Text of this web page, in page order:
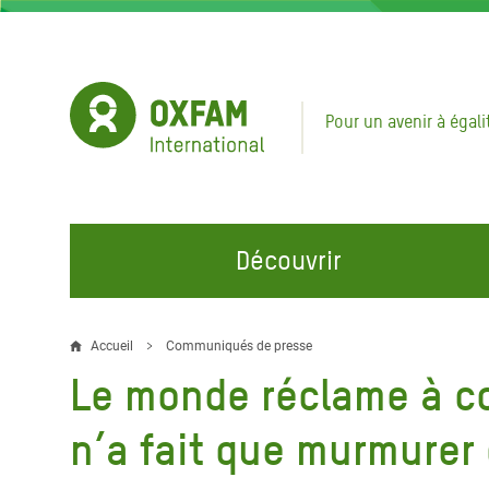
Aller
Pour un avenir à
Découvrir
NOS DOMAINES D'ACTION
Eau et Assainissement
Alimentation, Climat et
Ressources Naturelles
au
Crise
REJOINDRE NOS CAMPAGNES
Climate Justice
Hands Off Our Spaces
Rejoignez la Communauté
d'Ariane
Accueil Communiqués de presse
Le monde réclame à
n’a fait que